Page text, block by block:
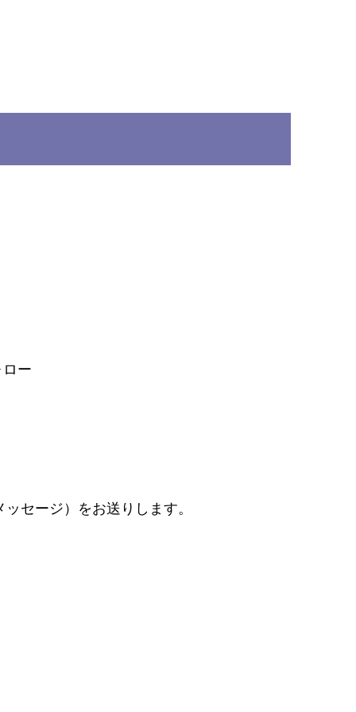
ロー
セージ）をお送りします。